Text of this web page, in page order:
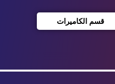
قسم الكاميرات